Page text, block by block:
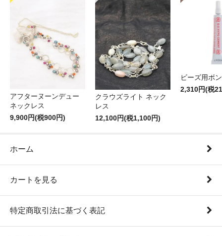
アフターヌーンデュー
ネックレス
9,900円(税900円)
クラウズライト ネック
レス
12,100円(税1,100円)
ビーズ用ボ
2,310円(税
ホーム
カートを見る
特定商取引法に基づく表記